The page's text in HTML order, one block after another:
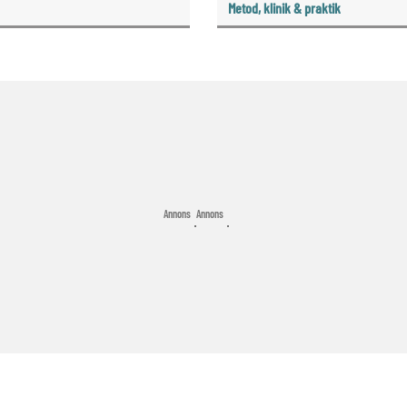
bristen till att inte längre
Metod, klinik & praktik
Annons Annons